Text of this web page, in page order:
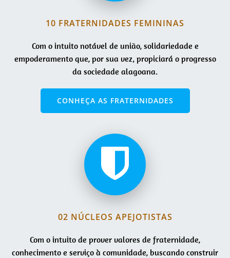
10 FRATERNIDADES FEMININAS
Com o intuito notável ​​de união, solidariedade e
empoderamento que, por sua vez, propiciará o progresso
da sociedade alagoana.
CONHEÇA AS FRATERNIDADES
02 NÚCLEOS APEJOTISTAS
Com o intuito de prover valores de fraternidade,
conhecimento e serviço à comunidade, buscando construir